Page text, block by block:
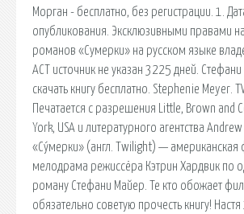
Морган - бесплатно, без регистрации. 1.
опубликования. Эксклюзивными правами
романов «Сумерки» на русском языке
АСТ источник не указан 3225 дней.
скачать книгу бесплатно. Stephenie Meyer.
Печатается с разрешения Little, Brown and
York, USA и литературного агентства
«Су́мерки» (англ. Twilight) — американская
мелодрама режиссёра Кэтрин Хардвик по
роману Стефани Майер. Те кто обожает
обязательно советую прочесть книгу!